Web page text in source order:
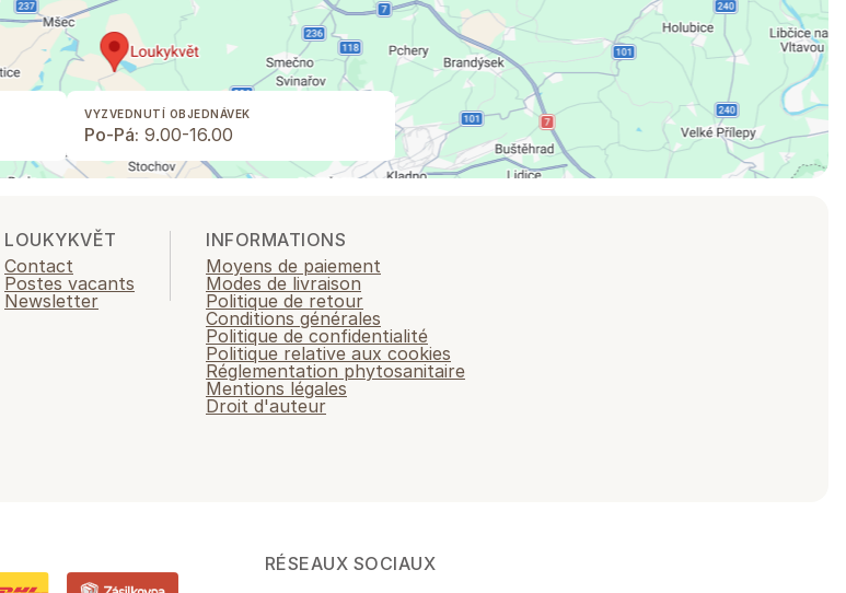
VYZVEDNUTÍ OBJEDNÁVEK
Po-Pá: 9.00-16.00
LOUKYKVĚT
Contact
Postes vacants
Newsletter
INFORMATIONS
Moyens de paiement
Modes de livraison
Politique de retour
Conditions générales
Politique de confidentialité
Politique relative aux cookies
Réglementation phytosanitaire
Mentions légales
Droit d'auteur
RÉSEAUX SOCIAUX